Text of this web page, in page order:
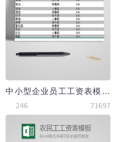
中小型企业员工工资表模板
246 71697